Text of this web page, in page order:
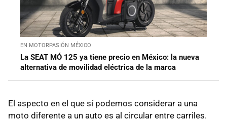
EN MOTORPASIÓN MÉXICO
La SEAT MÓ 125 ya tiene precio en México: la nueva
alternativa de movilidad eléctrica de la marca
El aspecto en el que sí podemos considerar a una
moto diferente a un auto es al circular entre carriles.